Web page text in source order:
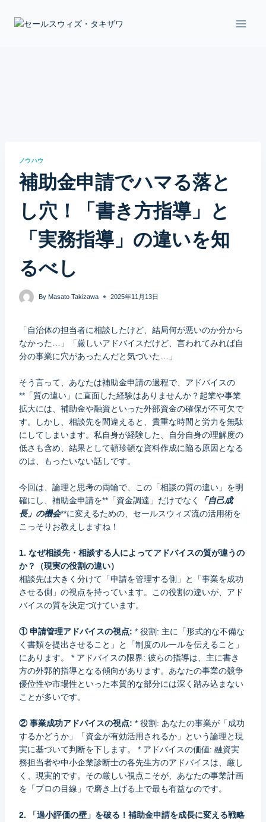
ノウハウ
補助金申請でハマる落と
し穴！「書き方指導」と
「実務指導」の違いを知
るべし
By Masato Takizawa 2025年11月13日
「自治体の担当者に相談したけど、結局何が悪いのか分から
なかった…」「厳しいアドバイスだけど、言われてみれば自
分の事業に穴があったんだと気づいた…」
そう言って、あなたは補助金申請の過程で、アドバイスの
**「質の違い」に直面した経験はありませんか？起業や事業
拡大には、補助金や融資といった外部資金の確保が不可欠で
す。しかし、相談先を間違えると、貴重な時間と労力を無駄
にしてしまいます。私自身が経験した、自分自身の理解度の
低さも含め、結果として頓珍頓な資料作成に陥る原因となる
のは、もったいない話しです。
今回は、論理と思考の両輪で、この「相談の質の違い」を明
確にし、補助金申請を**「資金調達」だけでなく
「自己成
長」の機会**に変えるための、セールスウィズ流の活用術を
こっそりお教えしますね！
1. なぜ相談先・相談する人によってアドバイスの質が違うの
か？（現実の役割の違い）
相談先は大きく分けて「申請を管理する側」と「事業を成功
させる側」の視点を持っています。この役割の違いが、アド
バイスの質を決定づけています。
① 申請管理アドバイスの視点: * 役割: 主に「形式的な不備な
く書類を提出させること」と「制度のルールを伝えること」
にあります。 * アドバイスの限界: 彼らの指導は、主に書き
方の外郭的指導となる傾向があります。あなたの事業の競争
優位性や市場性といった本質的な部分には深く踏み込まない
ことが多いです。
② 事業成功アドバイスの視点: * 役割: あなたの事業が「成功
するかどうか」「資金が有効活用されるか」という論理と現
実に基づいて判断を下します。 * アドバイスの価値: 融資実
務担当者や中小企業診断士の各先生方のアドバイスは、厳し
く、現実的です。その厳しい視点こそが、あなたの事業計画
を「プロの目線」で磨き上げる上で最も有益なのです。
2. 「過小評価の壁」を破る！補助金申請を成長に変える戦略